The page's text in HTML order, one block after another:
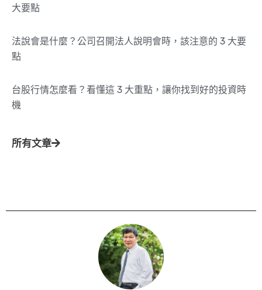
大要點
法說會是什麼？公司召開法人說明會時，該注意的 3 大要
點
台股行情怎麼看？看懂這 3 大重點，讓你找到好的投資時
機
所有文章